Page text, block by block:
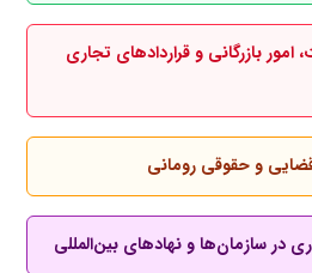
بازرگانی و قراردادهای تجاری
قضایی و حقوقی رومانی
در سازمان‌ها و نهادهای بین‌المللی